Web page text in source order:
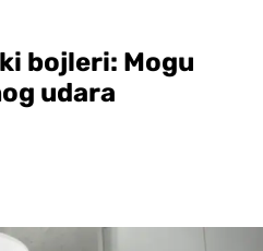
bojleri: Mogu
udara